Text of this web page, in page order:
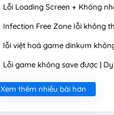
Lỗi Loading Screen + Không
Infection Free Zone lỗi không
lỗi việt hoá game dinkum
Lỗi game không save được |
Xem thêm nhiều bài hơn